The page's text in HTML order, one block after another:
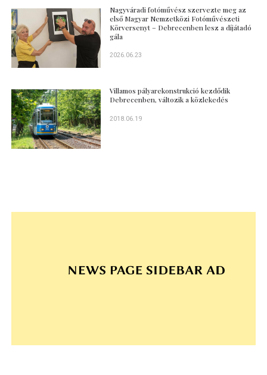
Nagyváradi fotóművész szervezte meg az
első Magyar Nemzetközi Fotóművészeti
Körversenyt – Debrecenben lesz a díjátadó
gála
2026.06.23
Villamos pályarekonstrukció kezdődik
Debrecenben, változik a közlekedés
2018.06.19